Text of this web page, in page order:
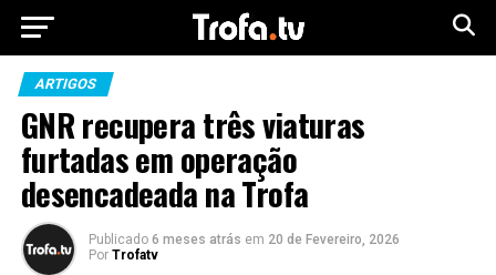
ARTIGOS
GNR recupera três viaturas
furtadas em operação
desencadeada na Trofa
Publicado 6 meses atrás em 20 de Fevereiro, 2026
Por Trofatv